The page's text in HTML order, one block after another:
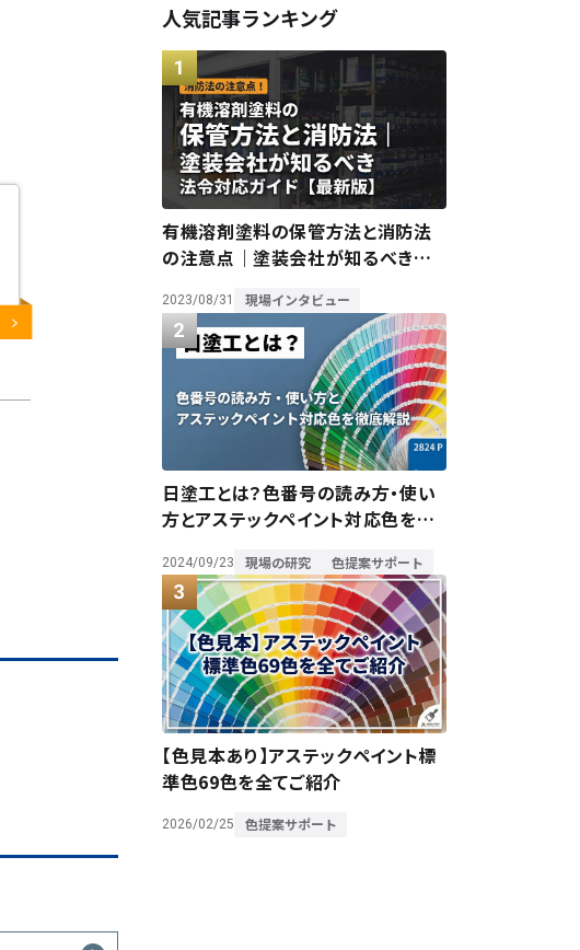
人気記事ランキング
有機溶剤塗料の保管方法と消防法
の注意点｜塗装会社が知るべき法
2023/08/31 現場インタビュー
日塗工とは？色番号の読み方・使い
方とアステックペイント対応色を徹
2024/09/23 現場の研究 色提案サポート
【色見本あり】アステックペイント標
準色69色を全てご紹介
2026/02/25 色提案サポート